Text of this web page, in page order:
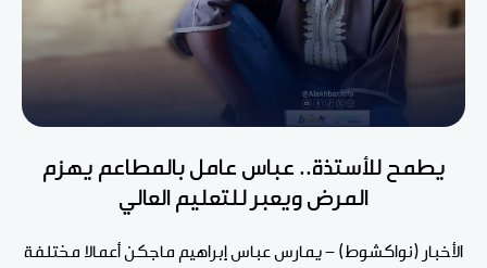
يطمح للأستذة.. عباس عامل بالمطاعم يهزم
المرض ويعبر للتعليم العالي
الأخبار (نواكشوط) - يمارس عباس إبراهيم ماجكن أعمالا مختلفة